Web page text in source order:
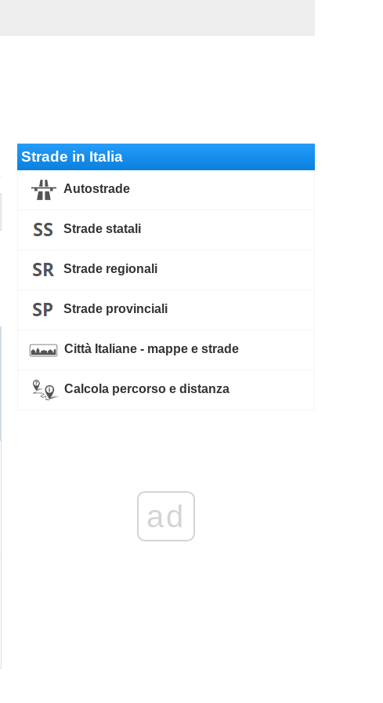
Strade in Italia
Autostrade
Strade statali
Strade regionali
Strade provinciali
Città Italiane - mappe e strade
Calcola percorso e distanza
ad